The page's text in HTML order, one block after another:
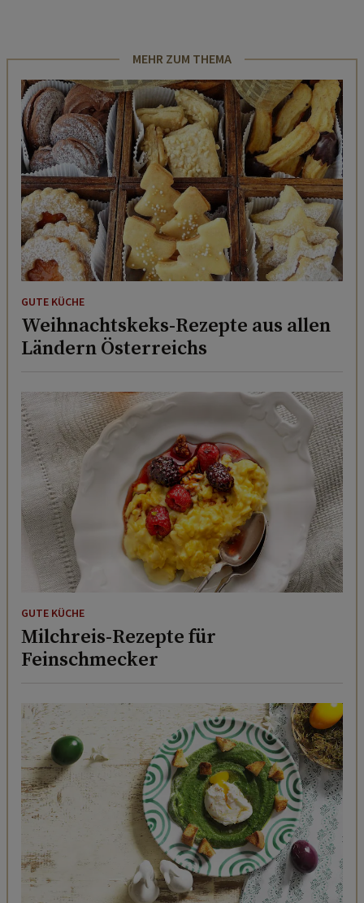
MEHR ZUM THEMA
GUTE KÜCHE
Weihnachtskeks-Rezepte aus allen
Ländern Österreichs
GUTE KÜCHE
Milchreis-Rezepte für
Feinschmecker